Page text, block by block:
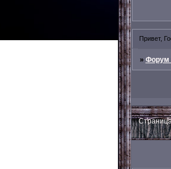
Привет,
» Форум